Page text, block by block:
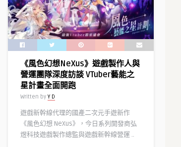
《風色幻想NeXus》遊戲製作人與
營運團隊深度訪談 VTuber藝能之
星計畫全面開跑
Written by Y D
遊戲新幹線代理的國產二次元手遊新作
《風色幻想 NeXus》，今日系列開發商弘
煜科技遊戲製作總監與遊戲新幹線營運 ..